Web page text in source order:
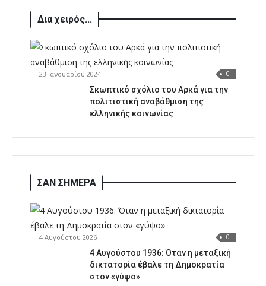
Δια χειρός...
23 Ιανουαρίου 2024 0
Σκωπτικό σχόλιο του Αρκά για την
πολιτιστική αναβάθμιση της
ελληνικής κοινωνίας
ΣΑΝ ΣΗΜΕΡΑ
4 Αυγούστου 2026 0
4 Αυγούστου 1936: Όταν η μεταξική
δικτατορία έβαλε τη Δημοκρατία
στον «γύψο»